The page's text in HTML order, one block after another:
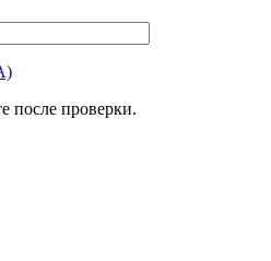
после проверки.